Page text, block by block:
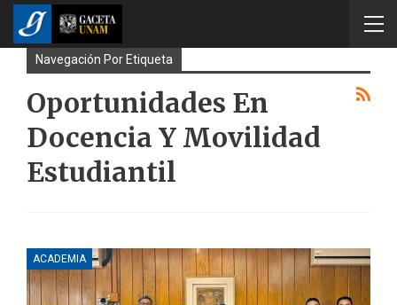
Navegación Por Etiqueta
Oportunidades En
Docencia Y Movilidad
Estudiantil
ACADEMIA